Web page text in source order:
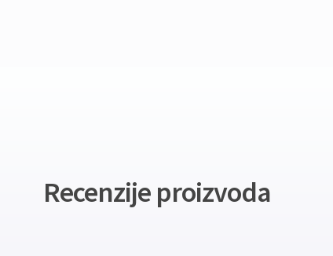
Recenzije proizvoda